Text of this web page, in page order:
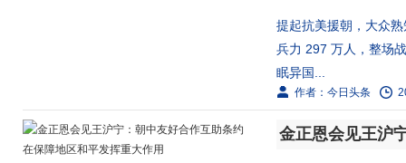
提起抗美援朝，大众
兵力 297 万人，整场
眠异国...
作者：今日头条